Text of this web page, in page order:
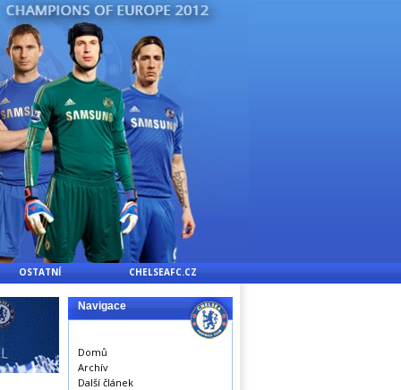
OSTATNÍ CHELSEAFC.CZ
Navigace
Domů
Archív
Další článek